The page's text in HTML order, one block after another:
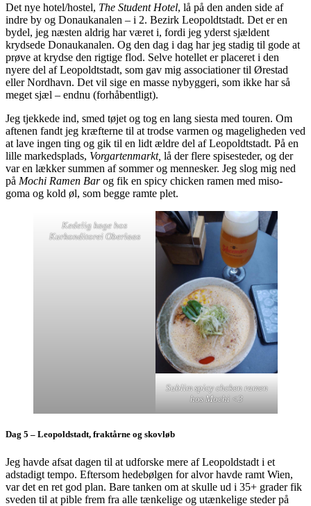
Det nye hotel/hostel, The Student Hotel, lå på den anden side af
indre by og Donaukanalen – i 2. Bezirk Leopoldtstadt. Det er en
bydel, jeg næsten aldrig har været i, fordi jeg yderst sjældent
krydsede Donaukanalen. Og den dag i dag har jeg stadig til gode at
prøve at krydse den rigtige flod. Selve hotellet er placeret i den
nyere del af Leopoldtstadt, som gav mig associationer til Ørestad
eller Nordhavn. Det vil sige en masse nybyggeri, som ikke har så
meget sjæl – endnu (forhåbentligt).
Jeg tjekkede ind, smed tøjet og tog en lang siesta med touren. Om
aftenen fandt jeg kræfterne til at trodse varmen og mageligheden ved
at lave ingen ting og gik til en lidt ældre del af Leopoldtstadt. På en
lille markedsplads, Vorgartenmarkt, lå der flere spisesteder, og der
var en lækker summen af sommer og mennesker. Jeg slog mig ned
på Mochi Ramen Barog fik en spicy chicken ramen med miso-
goma og kold øl, som begge ramte plet.
Kedelig kage hos
Kurkonditorei Oberlaas
Sublim spicy chcken ramen
hos Mochi <3
Dag 5 – Leopoldstadt, fraktårne og skovløb
Jeg havde afsat dagen til at udforske mere af Leopoldstadt i et
adstadigt tempo. Eftersom hedebølgen for alvor havde ramt Wien,
var det en ret god plan. Bare tanken om at skulle ud i 35+ grader fik
sveden til at pible frem fra alle tænkelige og utænkelige steder på